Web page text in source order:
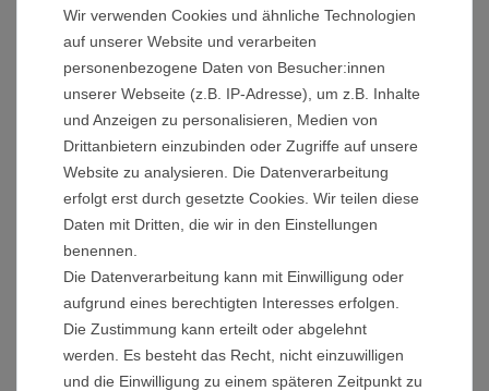
Mit dem Doppelverschluß, haben die Räder noch
besseren Halt auf der Achse.
Technische Details:
Ausführung:Rechts
Farbe der Felge: Silber
Außendurchmesser mit Reifen: 32,8cm
Felgenbreite: 68mm
Durchmesser Achsaufnahme: 12mm
Wir verwenden Cookies und ähnliche Technologien
auf unserer Website und verarbeiten
personenbezogene Daten von Besucher:innen
unserer Webseite (z.B. IP-Adresse), um z.B. Inhalte
und Anzeigen zu personalisieren, Medien von
Drittanbietern einzubinden oder Zugriffe auf unsere
Website zu analysieren. Die Datenverarbeitung
erfolgt erst durch gesetzte Cookies. Wir teilen diese
Daten mit Dritten, die wir in den Einstellungen
benennen.
Die Datenverarbeitung kann mit Einwilligung oder
aufgrund eines berechtigten Interesses erfolgen.
Die Zustimmung kann erteilt oder abgelehnt
werden. Es besteht das Recht, nicht einzuwilligen
und die Einwilligung zu einem späteren Zeitpunkt zu